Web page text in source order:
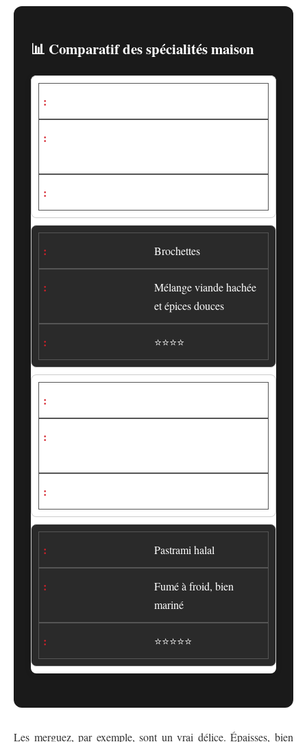
📊 Comparatif des spécialités maison
Brochettes
Mélange viande hachée
et épices douces
⭐⭐⭐⭐
Pastrami halal
Fumé à froid, bien
mariné
⭐⭐⭐⭐⭐
Les merguez, par exemple, sont un vrai délice. Épaisses, bien